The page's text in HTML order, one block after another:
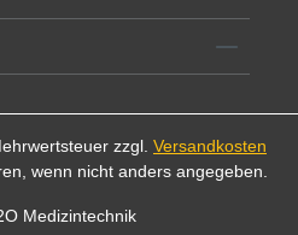
zzgl. Versandkosten
wenn nicht anders angegeben.
Medizintechnik